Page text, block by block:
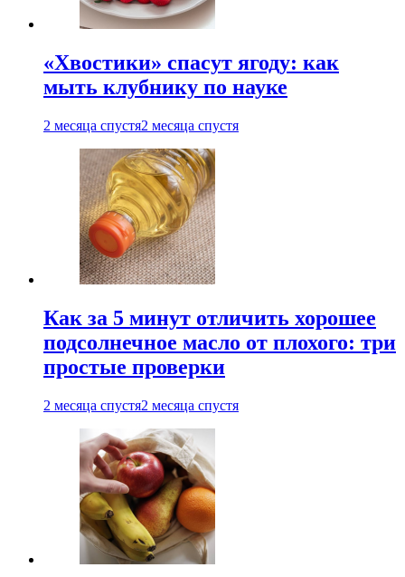
«Хвостики» спасут ягоду: как
мыть клубнику по науке
2 месяца спустя2 месяца спустя
Как за 5 минут отличить хорошее
подсолнечное масло от плохого: три
простые проверки
2 месяца спустя2 месяца спустя